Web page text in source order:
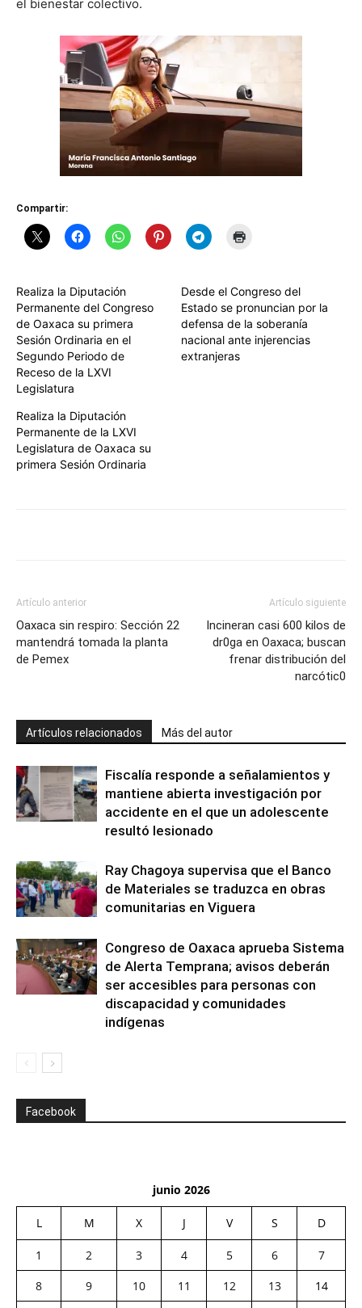
el bienestar colectivo.
Compartir:
Realiza la Diputación
Permanente del Congreso
de Oaxaca su primera
Sesión Ordinaria en el
Segundo Periodo de
Receso de la LXVI
Legislatura
Desde el Congreso del
Estado se pronuncian por la
defensa de la soberanía
nacional ante injerencias
extranjeras
Realiza la Diputación
Permanente de la LXVI
Legislatura de Oaxaca su
primera Sesión Ordinaria
Artículo anterior
Oaxaca sin respiro: Sección 22
mantendrá tomada la planta
de Pemex
Artículo siguiente
Incineran casi 600 kilos de
dr0ga en Oaxaca; buscan
frenar distribución del
narcótic0
Artículos relacionados Más del autor
Fiscalía responde a señalamientos y
mantiene abierta investigación por
accidente en el que un adolescente
resultó lesionado
Ray Chagoya supervisa que el Banco
de Materiales se traduzca en obras
comunitarias en Viguera
Congreso de Oaxaca aprueba Sistema
de Alerta Temprana; avisos deberán
ser accesibles para personas con
discapacidad y comunidades
indígenas
Facebook
junio 2026
L M X J V S D
1 2 3 4 5 6
7
8
9 10 11 12 13
14